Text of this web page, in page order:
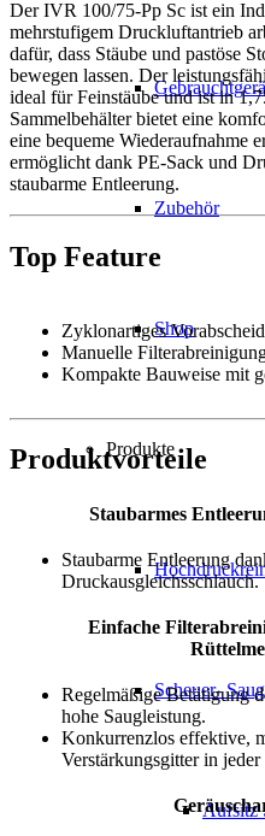
Zubehör
Shop
Produkte
Scheuer-
Aufsitz
Der IVR 100/75-Pp Sc ist ein
mehrstufigem Druckluftantrieb
dafür, dass Stäube und pastöse
bewegen lassen. Der
ideal für Feinstäube und ist in
Sammelbehälter bietet eine
eine bequeme Wiederaufnahme
ermöglicht dank PE-Sack und
staubarme Entleerung.
Top Feature
Zyklonartiges
Manuelle
Kompakte Bauweise mit
Produktvorteile
Staubarmes
Staubarme Entleerung
Druckausgleichsschlauch.
Einfache
Regelmäßige Betätigung
hohe Saugleistung.
Konkurrenzlos effektive,
Verstärkungsgitter in jeder